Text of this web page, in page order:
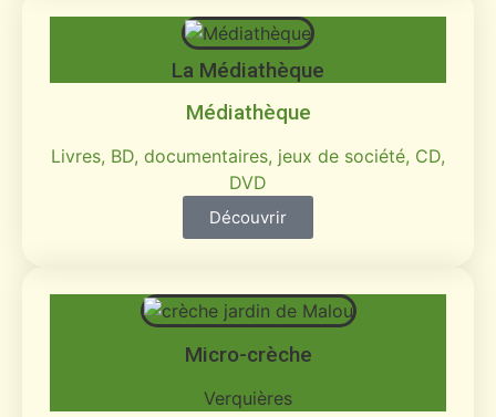
La Médiathèque
Médiathèque
Livres, BD, documentaires, jeux de société, CD,
DVD
Découvrir
Micro-crèche
Verquières